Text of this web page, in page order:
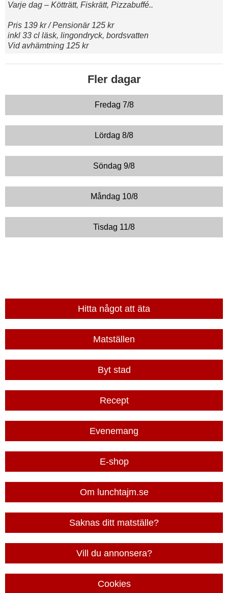
Varje dag – Kötträtt, Fiskrätt, Pizzabuffé..
Pris 139 kr / Pensionär 125 kr
inkl 33 cl läsk, lingondryck, bordsvatten
Vid avhämtning 125 kr
Fler dagar
Fredag 7/8
Lördag 8/8
Söndag 9/8
Måndag 10/8
Tisdag 11/8
Hitta något att äta
Matställen
Byt stad
Recept
Evenemang
E-shop
Om lunchtajm.se
Saknas ditt matställe?
Vill du annonsera?
Cookies